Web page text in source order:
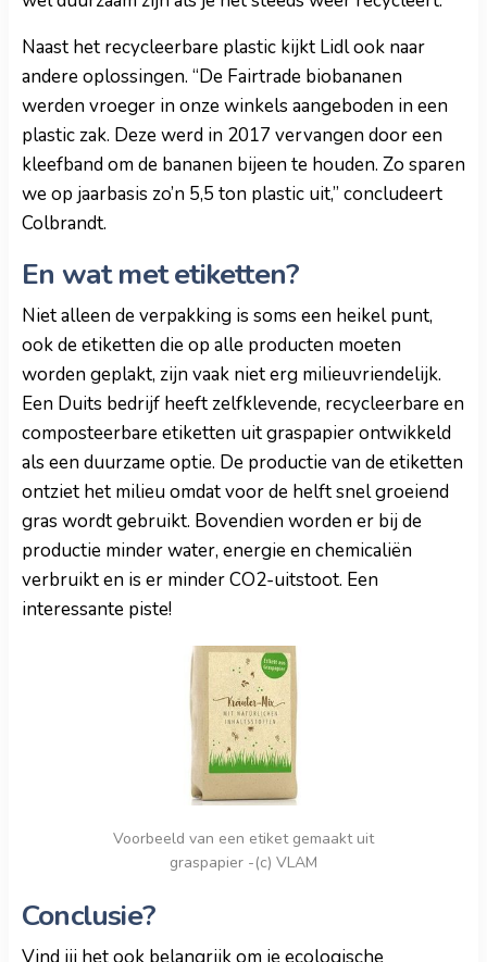
Naast het recycleerbare plastic kijkt Lidl ook naar
andere oplossingen. “De Fairtrade biobananen
werden vroeger in onze winkels aangeboden in een
plastic zak. Deze werd in 2017 vervangen door een
kleefband om de bananen bijeen te houden. Zo sparen
we op jaarbasis zo’n 5,5 ton plastic uit,” concludeert
Colbrandt.
En wat met etiketten?
Niet alleen de verpakking is soms een heikel punt,
ook de etiketten die op alle producten moeten
worden geplakt, zijn vaak niet erg milieuvriendelijk.
Een Duits bedrijf heeft zelfklevende, recycleerbare en
composteerbare etiketten uit graspapier ontwikkeld
als een duurzame optie. De productie van de etiketten
ontziet het milieu omdat voor de helft snel groeiend
gras wordt gebruikt. Bovendien worden er bij de
productie minder water, energie en chemicaliën
verbruikt en is er minder CO2-uitstoot. Een
interessante piste!
Voorbeeld van een etiket gemaakt uit
graspapier -(c) VLAM
Conclusie?